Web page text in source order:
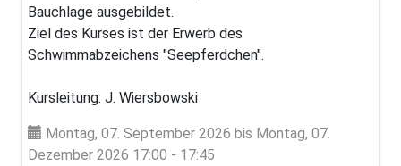
Bauchlage ausgebildet.
Ziel des Kurses ist der Erwerb des
Schwimmabzeichens "Seepferdchen".
Kursleitung: J. Wiersbowski
Montag, 07. September 2026 bis Montag, 07.
Dezember 2026 17:00 - 17:45